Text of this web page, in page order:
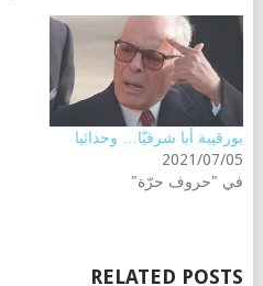
بورقيبة أبا شرقيّا… وحداثيا
2021/07/05
في "حروف حرّة"
RELATED POSTS